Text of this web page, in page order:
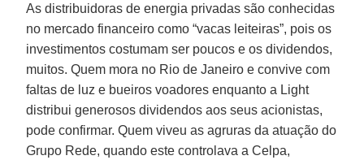
As distribuidoras de energia privadas são conhecidas
no mercado financeiro como “vacas leiteiras”, pois os
investimentos costumam ser poucos e os dividendos,
muitos. Quem mora no Rio de Janeiro e convive com
faltas de luz e bueiros voadores enquanto a Light
distribui generosos dividendos aos seus acionistas,
pode confirmar. Quem viveu as agruras da atuação do
Grupo Rede, quando este controlava a Celpa,